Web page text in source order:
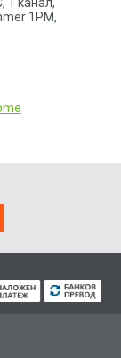
1PM,